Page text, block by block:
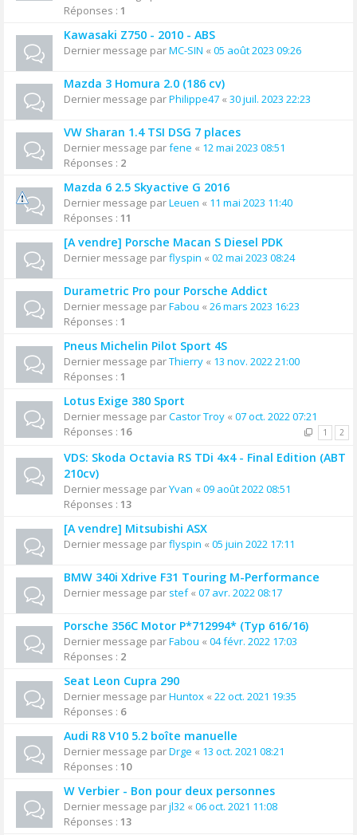
Réponses : 1
Kawasaki Z750 - 2010 - ABS
Dernier message parMC-SIN « 05 août 2023 09:26
Mazda 3 Homura 2.0 (186 cv)
Dernier message parPhilippe47 « 30 juil. 2023 22:23
VW Sharan 1.4 TSI DSG 7 places
Dernier message parfene « 12 mai 2023 08:51
Réponses : 2
Mazda 6 2.5 Skyactive G 2016
Dernier message parLeuen « 11 mai 2023 11:40
Réponses : 11
[A vendre] Porsche Macan S Diesel PDK
Dernier message parflyspin « 02 mai 2023 08:24
Durametric Pro pour Porsche Addict
Dernier message parFabou « 26 mars 2023 16:23
Réponses : 1
Pneus Michelin Pilot Sport 4S
Dernier message parThierry « 13 nov. 2022 21:00
Réponses : 1
Lotus Exige 380 Sport
Dernier message parCastor Troy « 07 oct. 2022 07:21
Réponses : 16 1 2
VDS: Skoda Octavia RS TDi 4x4 - Final Edition (ABT
210cv)
Dernier message parYvan « 09 août 2022 08:51
Réponses : 13
[A vendre] Mitsubishi ASX
Dernier message parflyspin « 05 juin 2022 17:11
BMW 340i Xdrive F31 Touring M-Performance
Dernier message par stef« 07 avr. 2022 08:17
Porsche 356C Motor P*712994* (Typ 616/16)
Dernier message parFabou « 04 févr. 2022 17:03
Réponses : 2
Seat Leon Cupra 290
Dernier message parHuntox « 22 oct. 2021 19:35
Réponses : 6
Audi R8 V10 5.2 boîte manuelle
Dernier message parDrge « 13 oct. 2021 08:21
Réponses : 10
W Verbier - Bon pour deux personnes
Dernier message parjl32 « 06 oct. 2021 11:08
Réponses : 13